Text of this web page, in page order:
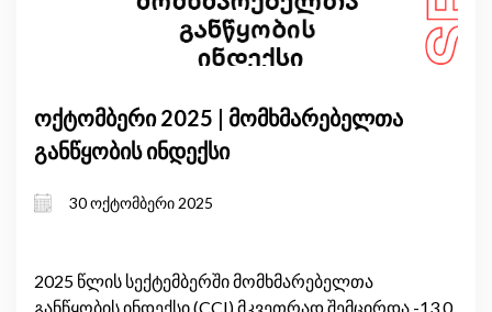
ოქტომბერი 2025 | მომხმარებელთა
განწყობის ინდექსი
30 ოქტომბერი 2025
2025 წლის სექტემბერში მომხმარებელთა
განწყობის ინდექსი (CCI) მკვეთრად შემცირდა -13.0